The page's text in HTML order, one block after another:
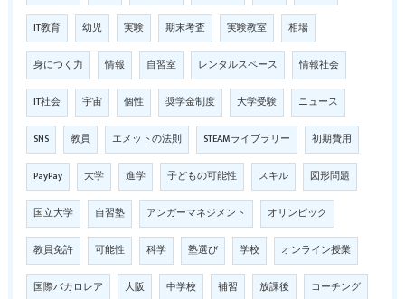
IT教育 幼児 実験 期末考査 実験教室 相場
身につく力 情報 自習室 レンタルスペース 情報社会
IT社会 宇宙 個性 奨学金制度 大学受験 ニュース
SNS 教員 エメットの法則 STEAMライブラリー 初期費用
PayPay 大学 進学 子どもの可能性 スキル 図形問題
国立大学 自習塾 アンガーマネジメント オリンピック
教員免許 可能性 科学 塾選び 学校 オンライン授業
国際バカロレア 大阪 中学校 補習 放課後 コーチング